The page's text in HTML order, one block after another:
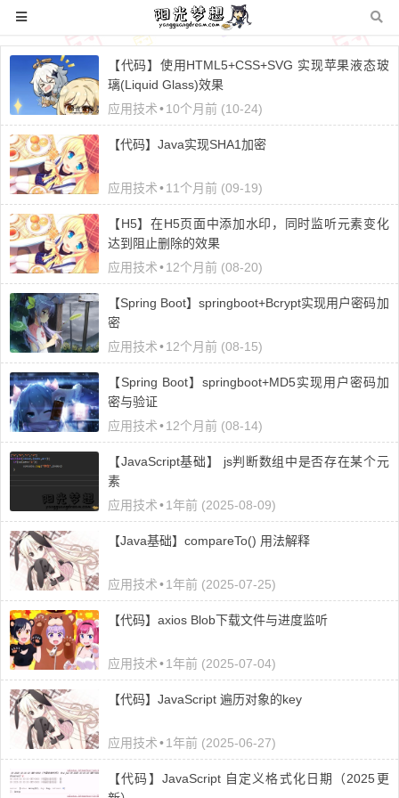
【代码】使用HTML5+CSS+SVG 实现苹果液态玻
璃(Liquid Glass)效果
应用技术•10个月前 (10-24)
【代码】Java实现SHA1加密
应用技术•11个月前 (09-19)
【H5】在H5页面中添加水印，同时监听元素变化
达到阻止删除的效果
应用技术•12个月前 (08-20)
【Spring Boot】springboot+Bcrypt实现用户密码加
密
应用技术•12个月前 (08-15)
【Spring Boot】springboot+MD5实现用户密码加
密与验证
应用技术•12个月前 (08-14)
【JavaScript基础】 js判断数组中是否存在某个元
素
应用技术•1年前 (2025-08-09)
【Java基础】compareTo() 用法解释
应用技术•1年前 (2025-07-25)
【代码】axios Blob下载文件与进度监听
应用技术•1年前 (2025-07-04)
【代码】JavaScript 遍历对象的key
应用技术•1年前 (2025-06-27)
【代码】JavaScript 自定义格式化日期（2025更